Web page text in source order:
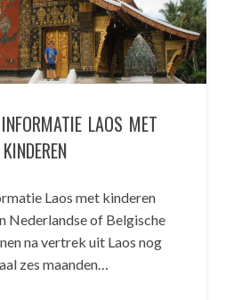
LAOS MET
KINDEREN
Laos met kinderen
Nederlandse of Belgische
na vertrek uit Laos nog
zes maanden…